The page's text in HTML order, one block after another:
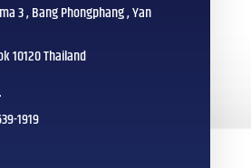
3 , Bang Phongphang , Yan
10120 Thailand
1919